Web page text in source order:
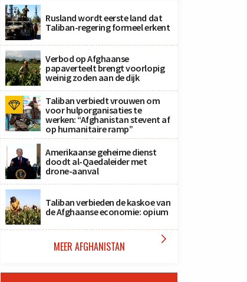
Rusland wordt eerste land dat
Taliban-regering formeel erkent
Verbod op Afghaanse
papaverteelt brengt voorlopig
weinig zoden aan de dijk
Taliban verbiedt vrouwen om
voor hulporganisaties te
werken: “Afghanistan stevent af
op humanitaire ramp”
Amerikaanse geheime dienst
doodt al-Qaedaleider met
drone-aanval
Taliban verbieden de kaskoe van
de Afghaanse economie: opium
MEER AFGHANISTAN 